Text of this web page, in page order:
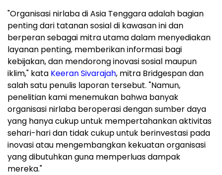
"Organisasi nirlaba di Asia Tenggara adalah bagian
penting dari tatanan sosial di kawasan ini dan
berperan sebagai mitra utama dalam menyediakan
layanan penting, memberikan informasi bagi
kebijakan, dan mendorong inovasi sosial maupun
iklim," kata Keeran Sivarajah, mitra Bridgespan dan
salah satu penulis laporan tersebut. "Namun,
penelitian kami menemukan bahwa banyak
organisasi nirlaba beroperasi dengan sumber daya
yang hanya cukup untuk mempertahankan aktivitas
sehari-hari dan tidak cukup untuk berinvestasi pada
inovasi atau mengembangkan kekuatan organisasi
yang dibutuhkan guna memperluas dampak
mereka."